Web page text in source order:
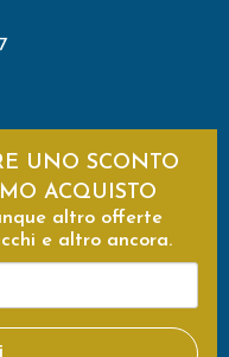
UNO SCONTO
ACQUISTO
altro offerte
e altro ancora.